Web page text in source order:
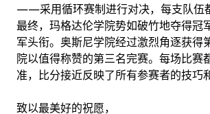
——采用循环赛制进行对决，每支队伍
最终，玛格达伦学院势如破竹地夺得冠
军头衔。奥斯尼学院经过激烈角逐获得
院以值得称赞的第三名完赛。每场比赛
准，比分接近反映了所有参赛者的技巧
致以最美好的祝愿，